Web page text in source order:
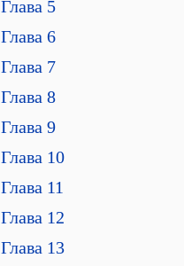
Глава 5
Глава 6
Глава 7
Глава 8
Глава 9
Глава 10
Глава 11
Глава 12
Глава 13